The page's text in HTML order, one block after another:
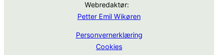
Webredaktør:
Petter Emil Wikøren
Personvernerklæring
Cookies